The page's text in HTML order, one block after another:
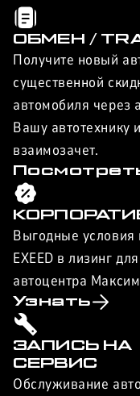
ОБМЕН /
Получите новый
существенной
автомобиля через
Вашу
взаимозачет.
Выгодные условия
EXEED в лизинг
автоцентра
Узнать
ЗАПИСЬ НА
СЕРВИС
Обслуживание